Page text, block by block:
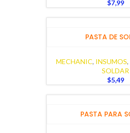
$7,99
PASTA DE
MECHANIC, INSUMOS,
SOLDAR
$5,49
PASTA PARA